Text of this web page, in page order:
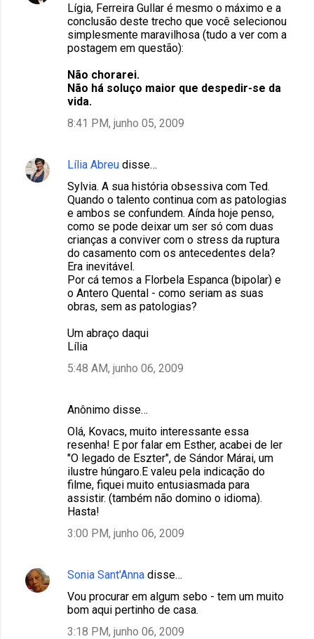
Lígia, Ferreira Gullar é mesmo o máximo e a
conclusão deste trecho que você selecionou
simplesmente maravilhosa (tudo a ver com a
postagem em questão):
Não chorarei.
Não há soluço maior que despedir-se da
vida.
8:41 PM, junho 05, 2009
Lília Abreu disse…
Sylvia. A sua história obsessiva com Ted.
Quando o talento continua com as patologias
e ambos se confundem. Aínda hoje penso,
como se pode deixar um ser só com duas
crianças a conviver com o stress da ruptura
do casamento com os antecedentes dela?
Era inevitável.
Por cá temos a Florbela Espanca (bipolar) e
o Antero Quental - como seriam as suas
obras, sem as patologias?
Um abraço daqui
Lília
5:48 AM, junho 06, 2009
Anônimo disse…
Olá, Kovacs, muito interessante essa
resenha! E por falar em Esther, acabei de ler
"O legado de Eszter", de Sándor Márai, um
ilustre húngaro.E valeu pela indicação do
filme, fiquei muito entusiasmada para
assistir. (também não domino o idioma).
Hasta!
3:00 PM, junho 06, 2009
Sonia Sant'Anna disse…
Vou procurar em algum sebo - tem um muito
bom aqui pertinho de casa.
3:18 PM, junho 06, 2009